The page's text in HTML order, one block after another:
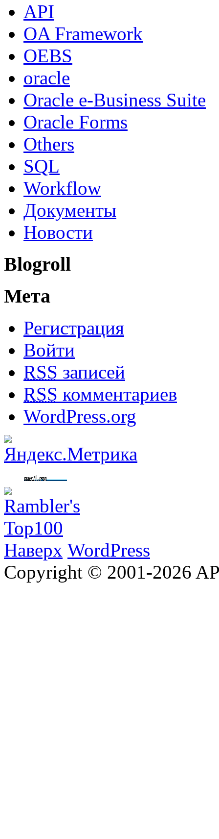
API
OA Framework
OEBS
oracle
Oracle e-Business Suite
Oracle Forms
Others
SQL
Workflow
Документы
Новости
Blogroll
Мета
Регистрация
Войти
RSS записей
RSS комментариев
WordPress.org
Наверх WordPress
Copyright © 2001-2026